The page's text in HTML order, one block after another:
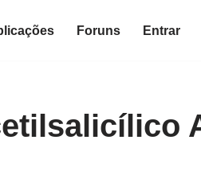
Foruns Entrar